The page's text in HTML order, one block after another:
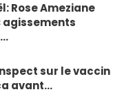
Rose Ameziane
agissements
sur le vaccin
avant…